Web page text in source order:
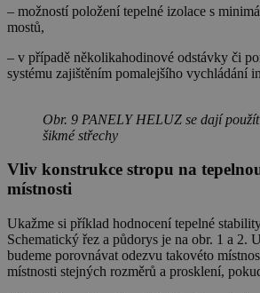
– možností položení tepelné izolace s
mostů,
– v případě několikahodinové odstávky či
systému zajištěním pomalejšího vychládání
Obr. 9 PANELY HELUZ se dají
šikmé střechy
Vliv konstrukce stropu na
místnosti
Ukažme si příklad hodnocení tepelné
Schematický řez a půdorys je na obr. 1 a 2.
budeme porovnávat odezvu takovéto
místnosti stejných rozměrů a prosklení,